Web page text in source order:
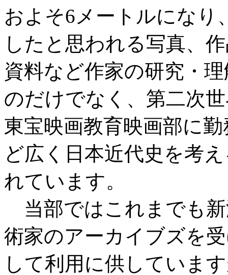
およそ6メートルになり
したと思われる写真、
資料など作家の研究・
のだけでなく、第二次
東宝映画教育映画部に
ど広く日本近代史を考
れています。
当部ではこれまでも
術家のアーカイブズを
して利用に供していま